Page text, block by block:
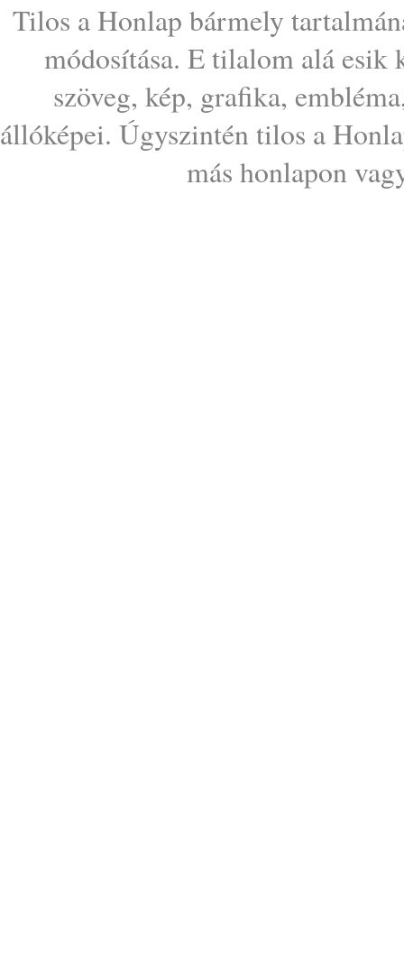
Tilos a Honlap bármely
módosítása. E tilalom alá esik
szöveg, kép, grafika,
állóképei. Úgyszintén tilos a
más honlapon